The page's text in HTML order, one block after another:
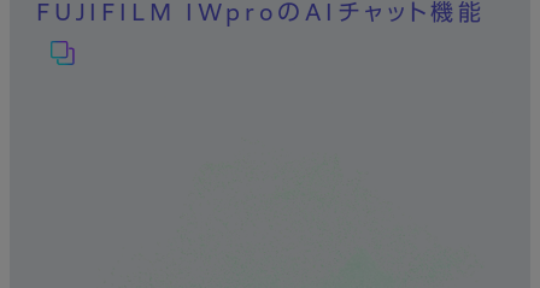
FUJIFILM IWproのAIチャット機能